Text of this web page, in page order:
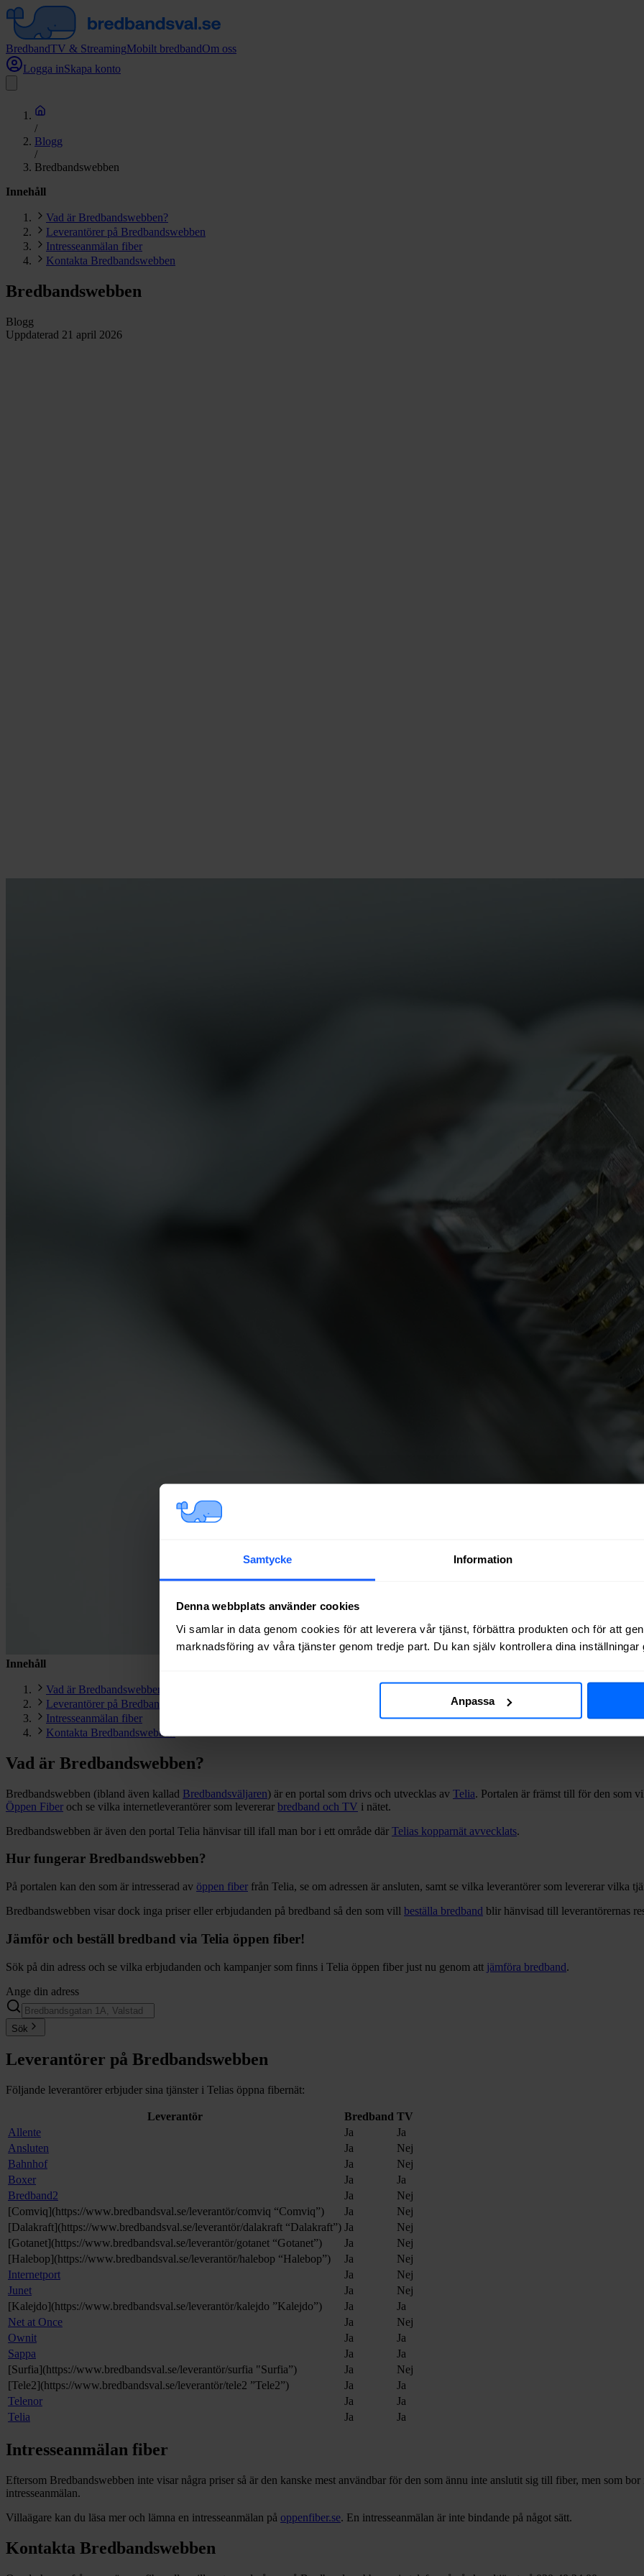
Samtycke Information
Denna webbplats använder cookies
Vi samlar in data genom cookies för att leverera vår tjänst, förbättra produkten och för att
marknadsföring av våra tjänster genom tredje part. Du kan själv kontrollera dina
Anpassa
BredbandTV & StreamingMobilt bredbandOm oss
Logga inSkapa konto
/
Blogg
/
Bredbandswebben
Innehåll
Vad är Bredbandswebben?
Leverantörer på Bredbandswebben
Intresseanmälan fiber
Kontakta Bredbandswebben
Bredbandswebben
Blogg
Uppdaterad 21 april 2026
Innehåll
Vad är Bredbandswebben?
Leverantörer på Bredbandswebben
Intresseanmälan fiber
Kontakta Bredbandswebben
Vad är Bredbandswebben?
Bredbandswebben (ibland även kallad Bredbandsväljaren) är en portal som drivs och utvecklas av Telia. Portalen är främst till för den som
Öppen Fiber och se vilka internetleverantörer som levererar bredband och TV i nätet.
Bredbandswebben är även den portal Telia hänvisar till ifall man bor i ett område där Telias kopparnät avvecklats.
Hur fungerar Bredbandswebben?
På portalen kan den som är intresserad av öppen fiber från Telia, se om adressen är ansluten, samt se vilka leverantörer som levererar vilka
Bredbandswebben visar dock inga priser eller erbjudanden på bredband så den som vill beställa bredband blir hänvisad till leverantörernas
Jämför och beställ bredband via Telia öppen fiber!
Sök på din adress och se vilka erbjudanden och kampanjer som finns i Telia öppen fiber just nu genom att jämföra bredband.
Ange din adress
Sök
Leverantörer på Bredbandswebben
Följande leverantörer erbjuder sina tjänster i Telias öppna fibernät:
Leverantör Bredband TV
Allente
Ja
Ja
Ansluten
Ja
Nej
Bahnhof
Ja
Nej
Boxer
Ja
Ja
Bredband2
Ja
Nej
[Comviq](https://www.bredbandsval.se/leverantör/comviq “Comviq”)
Ja
Nej
[Dalakraft](https://www.bredbandsval.se/leverantör/dalakraft “Dalakraft”) Ja
Nej
[Gotanet](https://www.bredbandsval.se/leverantör/gotanet “Gotanet”)
Ja
Nej
[Halebop](https://www.bredbandsval.se/leverantör/halebop “Halebop”)
Ja
Nej
Internetport
Ja
Nej
Junet
Ja
Nej
[Kalejdo](https://www.bredbandsval.se/leverantör/kalejdo ”Kalejdo”)
Ja
Ja
Net at Once
Ja
Nej
Ownit
Ja
Ja
Sappa
Ja
Ja
[Surfia](https://www.bredbandsval.se/leverantör/surfia "Surfia”)
Ja
Nej
[Tele2](https://www.bredbandsval.se/leverantör/tele2 ”Tele2”)
Ja
Ja
Telenor
Ja
Ja
Telia
Ja Ja
Intresseanmälan fiber
Eftersom Bredbandswebben inte visar några priser så är den kanske mest användbar för den som ännu inte anslutit sig till fiber, men som
intresseanmälan.
Villaägare kan du läsa mer och lämna en intresseanmälan på oppenfiber.se. En intresseanmälan är inte bindande på något sätt.
Kontakta Bredbandswebben